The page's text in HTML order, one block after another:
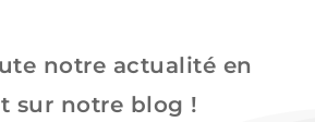
notre actualité en
sur notre blog !